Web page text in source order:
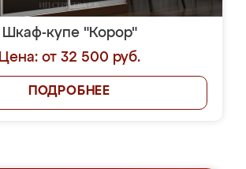
Шкаф-купе "Корор"
Цена: от 32 500 руб.
ПОДРОБНЕЕ